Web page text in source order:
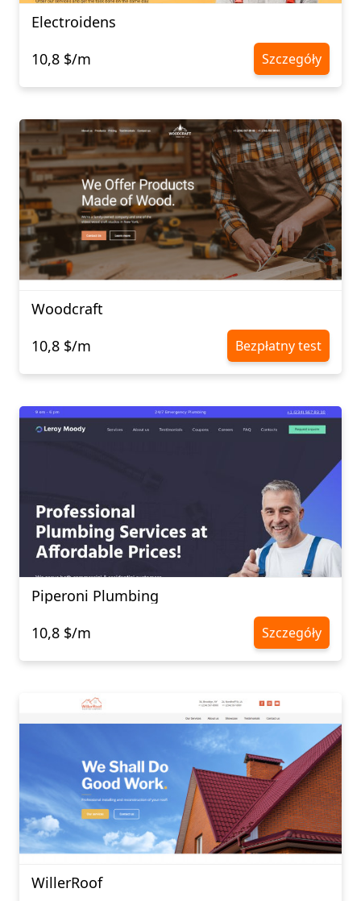
Electroidens
10,8 $/m
Szczegóły
Woodcraft
10,8 $/m
Bezpłatny test
Piperoni Plumbing
10,8 $/m
Szczegóły
WillerRoof